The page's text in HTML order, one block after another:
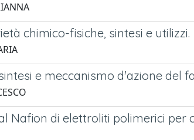
chimico-fisiche, sintesi e utilizzi.
e meccanismo d'azione del
Nafion di elettroliti polimerici per